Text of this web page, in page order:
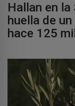
Hallan en la
huella de
hace 125